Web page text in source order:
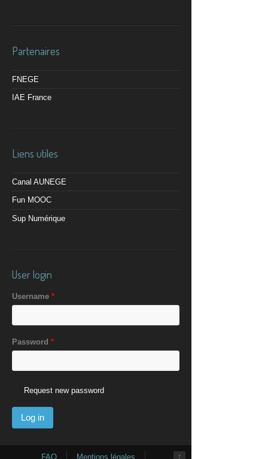
Partenaires
FNEGE
IAE France
Liens utiles
Canal AUNEGE
Fun MOOC
Sup Numérique
User login
Username *
Password *
Request new password
↑
FAQ Mentions légales